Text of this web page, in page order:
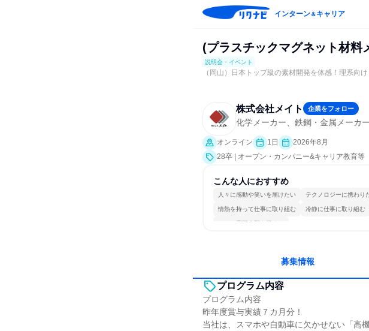
インターン＆キャリア
(プラスチックマグネット材料
説明会・イベント
（岡山）日本トップ級の素材開発を体感！理系向
株式会社メイト 企業をフォロー
化学メーカー、鉄鋼・金属メーカ
オンライン 1日
2026年8月
28卒 | オープン・カンパニー&キャリア教育
こんな人におすすめ
人々に感動や笑いを届けたい テクノロジーに携わり
情熱を持って仕事に取り組む 冷静に仕事に取り組む
一つの専門分野を極める
募集情報
プログラム内容
プログラム内容
昨年度賞与実績７カ月分！
当社は、スマホや自動車に欠かせない「高